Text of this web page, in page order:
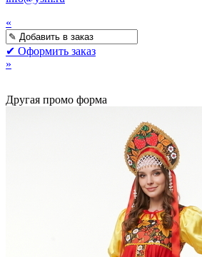
«
✔ Оформить заказ
»
Другая промо форма